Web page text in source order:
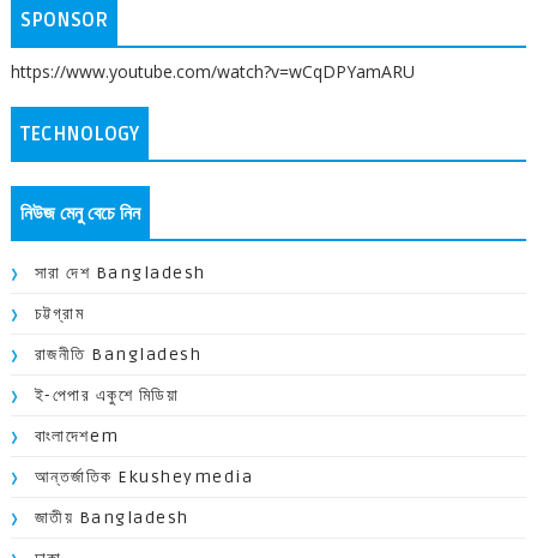
SPONSOR
https://www.youtube.com/watch?v=wCqDPYamARU
TECHNOLOGY
নিউজ মেনু বেচে নিন
সারা দেশ Bangladesh
চট্টগ্রাম
রাজনীতি Bangladesh
ই-পেপার একুশে মিডিয়া
বাংলাদেশem
আন্তর্জাতিক Ekusheymedia
জাতীয় Bangladesh